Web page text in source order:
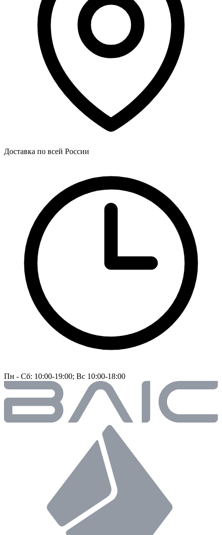
Доставка по всей России
Пн - Сб: 10:00-19:00; Вс 10:00-18:00